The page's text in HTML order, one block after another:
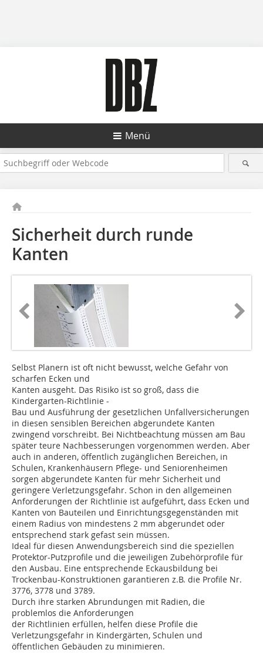
Menü
Sicherheit durch runde
Kanten
Selbst Planern ist oft nicht bewusst, welche Gefahr von
scharfen Ecken und
Kanten ausgeht. Das Risiko ist so groß, dass die
Kindergarten-Richtlinie -
Bau und Ausführung der gesetzlichen Unfallversicherungen
in diesen sensiblen Bereichen abgerundete Kanten
zwingend vorschreibt. Bei Nichtbeachtung müssen am Bau
später teure Nachbesserungen vorgenommen werden. Aber
auch in anderen, öffentlich zugänglichen Bereichen, in
Schulen, Krankenhäusern Pflege- und Seniorenheimen
sorgen abgerundete Kanten für mehr Sicherheit und
geringere Verletzungsgefahr. Schon in den allgemeinen
Anforderungen der Richtlinie ist aufgeführt, dass Ecken und
Kanten von Bauteilen und Einrichtungsgegenständen mit
einem Radius von mindestens 2 mm abgerundet oder
entsprechend stark gefast sein müssen.
Ideal für diesen Anwendungsbereich sind die speziellen
Protektor-Putzprofile und die jeweiligen Zubehörprofile für
den Ausbau. Eine entsprechende Eckausbildung bei
Trockenbau-Konstruktionen garantieren z.B. die Profile Nr.
3776, 3778 und 3789.
Durch ihre starken Abrundungen mit Radien, die
problemlos die Anforderungen
der Richtlinien erfüllen, helfen diese Profile die
Verletzungsgefahr in Kindergärten, Schulen und
öffentlichen Gebäuden zu minimieren.